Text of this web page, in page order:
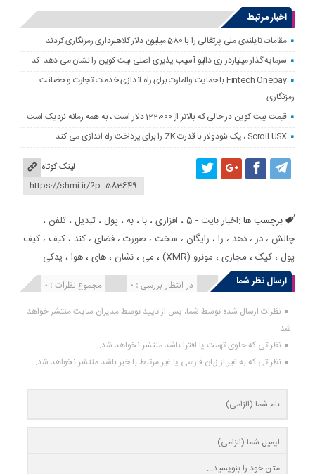
اخبار مرتبط
مقامات تایلندی ملی پرتغالی را با 580 میلیون دلار کلاهبرداری رمزنگاری کردند
سرمایه گذار میلیاردر ری دالیو آسیب پذیری اصلی بیت کوین را نشان می دهد: کد
Fintech Onepay با حمایت والمارت برای راه اندازی خدمات تجارت و حضانت
رمزنگاری
قیمت بیت کوین در حالی که بالاتر از 122،000 دلار است ، به همه زمانه نزدیک است
Scroll USX ، یک نئودولار با قدرت ZK را برای پرداخت راه اندازی می کند
لینک کوتاه
برچسب ها :اخبار بایت - 5 ، افزاری ،با ،به ،پول ،تبدیل ،تلفن ،
چالش ،در ،دهد ، را ، رایگان ، سخت ، صورت ،فضای ،کند ،کیف ،کیف
پول ،کیک ، مجازی ، مونرو (XMR) ، می ،نشان ،های ،هوا ، یدکی
ارسال نظر شما
مجموع نظرات : 0 در انتظار بررسی : 0 انتشار یافته : 0
نظرات ارسال شده توسط شما، پس از تایید توسط مدیران سایت منتشر خواهد
شد.
نظراتی که حاوی تهمت یا افترا باشد منتشر نخواهد شد.
نظراتی که به غیر از زبان فارسی یا غیر مرتبط با خبر باشد منتشر نخواهد شد.